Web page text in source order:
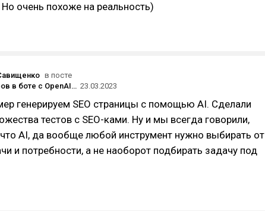
очень похоже на реальность)
в посте
18к юзеров в боте с OpenAI за 3 недели и почему он бесплатный, если за OpenAI платим мы 23.03.2023
генерируем SEO страницы с помощью AI. Сделали
тестов с SEO-ками. Ну и мы всегда говорили,
что AI, да вообще любой инструмент нужно выбирать от
и потребности, а не наоборот подбирать задачу под